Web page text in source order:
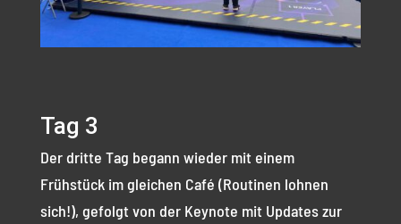
Tag 3
Der dritte Tag begann wieder mit einem
Frühstück im gleichen Café (Routinen lohnen
sich!), gefolgt von der Keynote mit Updates zur